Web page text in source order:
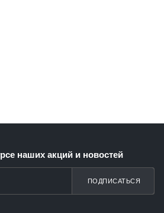
наших акций и новостей
ПОДПИСАТЬСЯ